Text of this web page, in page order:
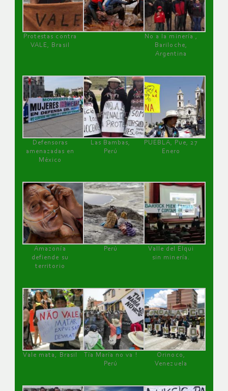
Protestas contra
VALE, Brasil
No a la minería ,
Bariloche,
Argentina
Defensoras
amenazadas en
México
Las Bambas,
Perú
PUEBLA, Pue, 27
Enero
Amazonía
defiende su
territorio
Perú
Valle del Elqui
sin minería.
Vale mata, Brasil
Tía María no va !
Perú
Orinoco,
Venezuela